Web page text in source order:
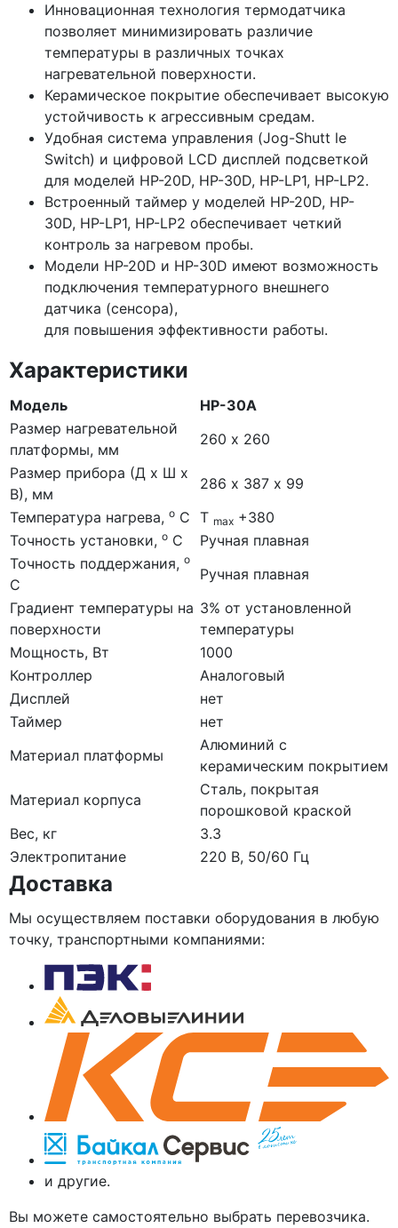
Инновационная технология термодатчика
позволяет минимизировать различие
температуры в различных точках
нагревательной поверхности.
Керамическое покрытие обеспечивает высокую
устойчивость к агрессивным средам.
Удобная система управления (Jog-Shutt le
Switch) и цифровой LCD дисплей подсветкой
для моделей HP-20D, HP-30D, HP-LP1, HP-LP2.
Встроенный таймер у моделей HP-20D, HP-
30D, HP-LP1, HP-LP2 обеспечивает четкий
контроль за нагревом пробы.
Модели HP-20D и HP-30D имеют возможность
подключения температурного внешнего
датчика (сенсора),
для повышения эффективности работы.
Характеристики
Модель
HP-30A
Размер нагревательной
платформы, мм
260 х 260
Размер прибора (Д х Ш х
В), мм
286 х 387 х 99
Температура нагрева, о С Т max +380
Точность установки, о С
Ручная плавная
Точность поддержания, о
С
Ручная плавная
Градиент температуры на
поверхности
3% от установленной
температуры
Мощность, Вт
1000
Контроллер
Аналоговый
Дисплей
нет
Таймер
нет
Материал платформы
Алюминий с
керамическим покрытием
Материал корпуса
Сталь, покрытая
порошковой краской
Вес, кг
3.3
Электропитание
220 В, 50/60 Гц
Доставка
Мы осуществляем поставки оборудования в любую
точку, транспортными компаниями:
и другие.
Вы можете самостоятельно выбрать перевозчика.